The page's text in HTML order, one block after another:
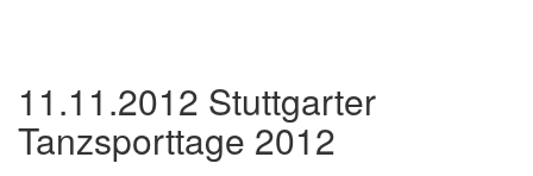
11.11.2012 Stuttgarter
Tanzsporttage 2012